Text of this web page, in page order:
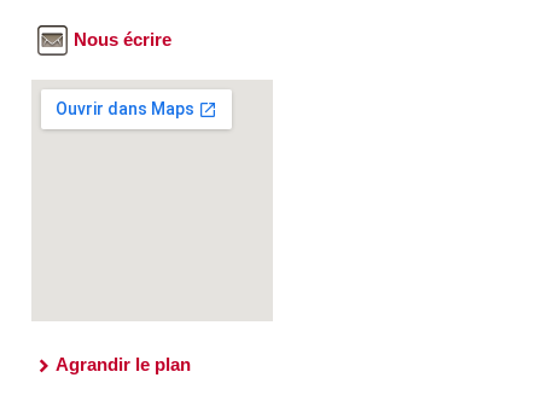
Nous écrire
Agrandir le plan